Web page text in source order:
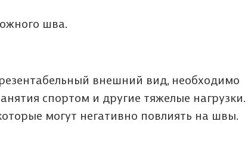
шва.
внешний вид, необходимо
спортом и другие тяжелые
могут негативно повлиять на швы.